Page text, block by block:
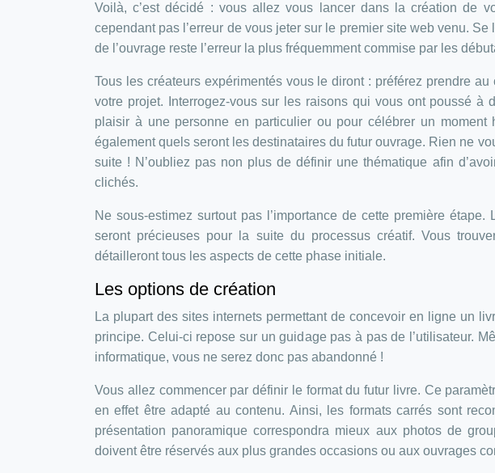
Voilà, c’est décidé : vous allez vous lancer dans la création de
cependant pas l’erreur de vous jeter sur le premier site web venu.
de l’ouvrage reste l’erreur la plus fréquemment commise par les
Tous les créateurs expérimentés vous le diront : préférez prendre
votre projet. Interrogez-vous sur les raisons qui vous ont poussé à
plaisir à une personne en particulier ou pour célébrer un moment
également quels seront les destinataires du futur ouvrage. Rien ne
suite ! N’oubliez pas non plus de définir une thématique afin
clichés.
Ne sous-estimez surtout pas l’importance de cette première
seront précieuses pour la suite du processus créatif. Vous
détailleront tous les aspects de cette phase initiale.
Les options de création
La plupart des sites internets permettant de concevoir en ligne un
principe. Celui-ci repose sur un guidage pas à pas de l’utilisateur.
informatique, vous ne serez donc pas abandonné !
Vous allez commencer par définir le format du futur livre. Ce
en effet être adapté au contenu. Ainsi, les formats carrés sont
présentation panoramique correspondra mieux aux photos de
doivent être réservés aux plus grandes occasions ou aux ouvrages